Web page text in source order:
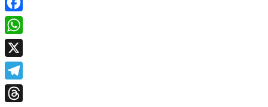
Facebook
WhatsApp
X
Telegram